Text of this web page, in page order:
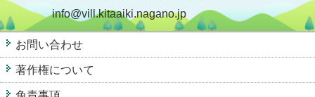
info@vill.kitaaiki.nagano.jp
お問い合わせ
著作権について